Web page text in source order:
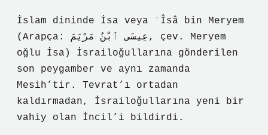
İslam dininde İsa veya ʿÎsâ bin Meryem
(Arapça: عِيسَى ٱبْنُ مَرْيَمَ, çev. Meryem
oğlu İsa) İsrailoğullarına gönderilen
son peygamber ve aynı zamanda
Mesih’tir. Tevrat’ı ortadan
kaldırmadan, İsrailoğullarına yeni bir
vahiy olan İncil’i bildirdi.